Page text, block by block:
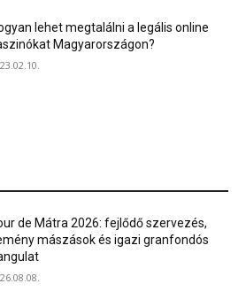
lehet megtalálni a legális online
Magyarországon?
de Mátra 2026: fejlődő szervezés,
mászások és igazi granfondós